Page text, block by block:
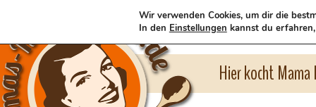
Hier kocht
Wir verwenden Cookies, um dir die
In den Einstellungen kannst du